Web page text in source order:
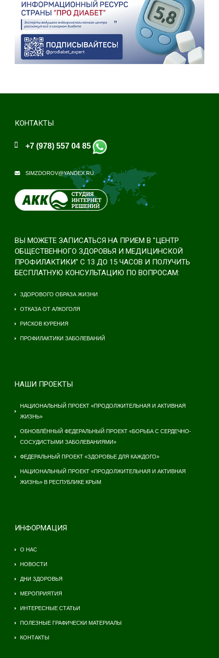
КОНТАКТЫ
+7 (978) 557 04 85
SIMZDOROV@YANDEX.RU
ВЫ МОЖЕТЕ ЗАПИСАТЬСЯ НА ПРИЕМ В "ЦЕНТР
ОБЩЕСТВЕННОГО ЗДОРОВЬЯ И МЕДИЦИНСКОЙ
ПРОФИЛАКТИКИ" С 13 ДО 15 ЧАСОВ И ПОЛУЧИТЬ
БЕСПЛАТНУЮ КОНСУЛЬТАЦИЮ ПО ВОПРОСАМ:
ЗДОРОВОГО ОБРАЗА ЖИЗНИ
ОТКАЗА ОТ АЛКОГОЛЯ
РИСКОВ КУРЕНИЯ
ПРОФИЛАКТИКИ ЗАБОЛЕВАНИЙ
НАШИ ПРОЕКТЫ
НАЦИОНАЛЬНЫЙ ПРОЕКТ «ПРОДОЛЖИТЕЛЬНАЯ И АКТИВНАЯ
ЖИЗНЬ»
ОБНОВЛЁННЫЙ ФЕДЕРАЛЬНЫЙ ПРОЕКТ «БОРЬБА С СЕРДЕЧНО-
СОСУДИСТЫМИ ЗАБОЛЕВАНИЯМИ»
ФЕДЕРАЛЬНЫЙ ПРОЕКТ «ЗДОРОВЬЕ ДЛЯ КАЖДОГО»
НАЦИОНАЛЬНЫЙ ПРОЕКТ «ПРОДОЛЖИТЕЛЬНАЯ И АКТИВНАЯ
ЖИЗНЬ» В РЕСПУБЛИКЕ КРЫМ
ИНФОРМАЦИЯ
О НАС
НОВОСТИ
ДНИ ЗДОРОВЬЯ
МЕРОПРИЯТИЯ
ИНТЕРЕСНЫЕ СТАТЬИ
ПОЛЕЗНЫЕ ГРАФИЧЕСКИ МАТЕРИАЛЫ
КОНТАКТЫ